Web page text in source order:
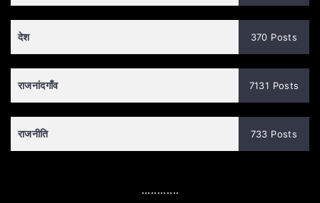
देश 370 Posts
राजनांदगाँव 7131 Posts
राजनीति 733 Posts
............